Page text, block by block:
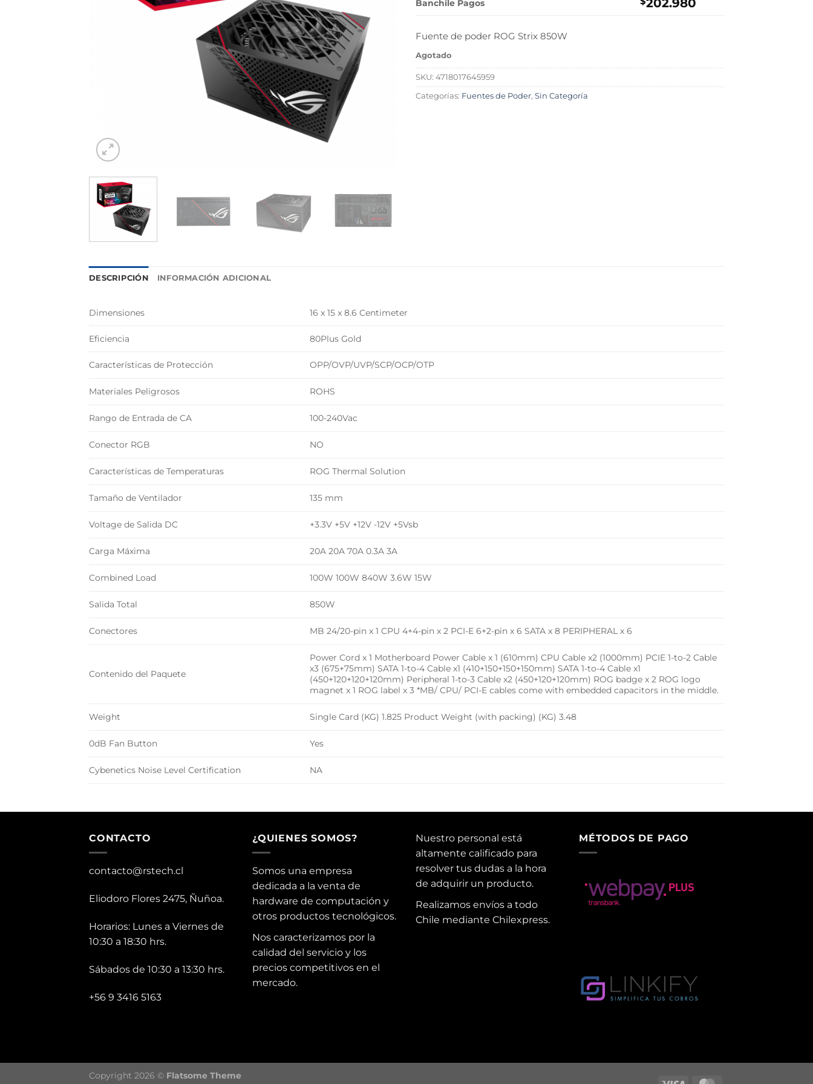
Banchile Pagos
Fuente de poder ROG Strix 850W
Agotado
SKU: 4718017645959
Categorías: Fuentes de Poder, Sin Categoría
DESCRIPCIÓN INFORMACIÓN ADICIONAL
Dimensiones 16 x 15 x 8.6 Centimeter
Eficiencia 80Plus Gold
Características de Protección OPP/OVP/UVP/SCP/OCP/OTP
Materiales Peligrosos ROHS
Rango de Entrada de CA 100-240Vac
Conector RGB NO
Características de Temperaturas ROG Thermal Solution
Tamaño de Ventilador 135 mm
Voltage de Salida DC +3.3V +5V +12V -12V +5Vsb
Carga Máxima 20A 20A 70A 0.3A 3A
Combined Load 100W 100W 840W 3.6W 15W
Salida Total 850W
Conectores MB 24/20-pin x 1 CPU 4+4-pin x 2 PCI-E 6+2-pin x 6 SATA x 8 PERIPHERAL x 6
Contenido del Paquete
Power Cord x 1 Motherboard Power Cable x 1 (610mm) CPU Cable x2 (1000mm) PCIE 1-to-2 Cable
x3 (675+75mm) SATA 1-to-4 Cable x1 (410+150+150+150mm) SATA 1-to-4 Cable x1
(450+120+120+120mm) Peripheral 1-to-3 Cable x2 (450+120+120mm) ROG badge x 2 ROG logo
magnet x 1 ROG label x 3 *MB/ CPU/ PCI-E cables come with embedded capacitors in the middle.
Weight Single Card (KG) 1.825 Product Weight (with packing) (KG) 3.48
0dB Fan Button Yes
Cybenetics Noise Level Certification NA
CONTACTO
contacto@rstech.cl
Eliodoro Flores 2475, Ñuñoa.
Horarios: Lunes a Viernes de
10:30 a 18:30 hrs.
Sábados de 10:30 a 13:30 hrs.
+56 9 3416 5163
¿QUIENES SOMOS?
Somos una empresa
dedicada a la venta de
hardware de computación y
otros productos tecnológicos.
Nos caracterizamos por la
calidad del servicio y los
precios competitivos en el
mercado.
Nuestro personal está
altamente calificado para
resolver tus dudas a la hora
de adquirir un producto.
Realizamos envíos a todo
Chile mediante Chilexpress.
MÉTODOS DE PAGO
Copyright 2026 © Flatsome Theme